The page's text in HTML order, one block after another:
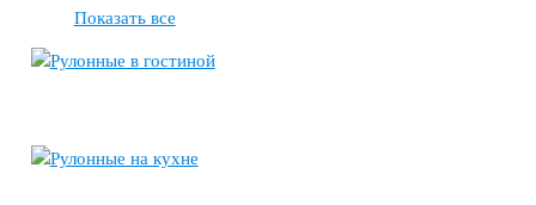
Показать все